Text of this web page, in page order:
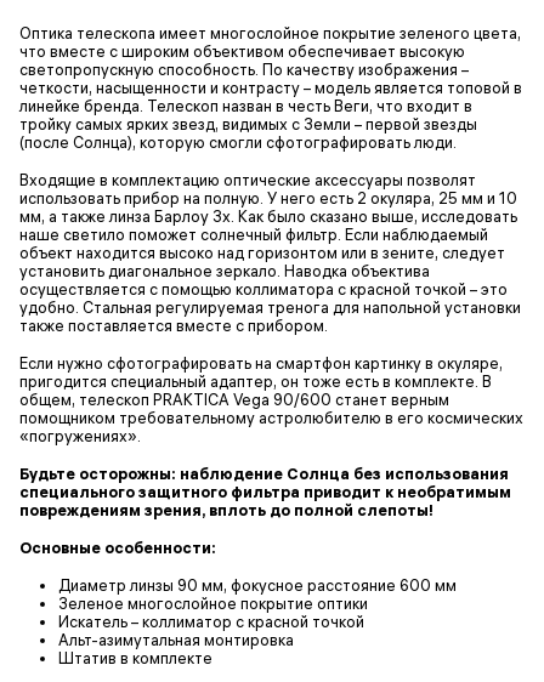
Оптика телескопа имеет многослойное покрытие зеленого цвета,
что вместе с широким объективом обеспечивает высокую
светопропускную способность. По качеству изображения –
четкости, насыщенности и контрасту – модель является топовой в
линейке бренда. Телескоп назван в честь Веги, что входит в
тройку самых ярких звезд, видимых с Земли – первой звезды
(после Солнца), которую смогли сфотографировать люди.
Входящие в комплектацию оптические аксессуары позволят
использовать прибор на полную. У него есть 2 окуляра, 25 мм и 10
мм, а также линза Барлоу 3x. Как было сказано выше, исследовать
наше светило поможет солнечный фильтр. Если наблюдаемый
объект находится высоко над горизонтом или в зените, следует
установить диагональное зеркало. Наводка объектива
осуществляется с помощью коллиматора с красной точкой – это
удобно. Стальная регулируемая тренога для напольной установки
также поставляется вместе с прибором.
Если нужно сфотографировать на смартфон картинку в окуляре,
пригодится специальный адаптер, он тоже есть в комплекте. В
общем, телескоп PRAKTICA Vega 90/600 станет верным
помощником требовательному астролюбителю в его космических
«погружениях».
Будьте осторожны: наблюдение Солнца без использования
специального защитного фильтра приводит к необратимым
повреждениям зрения, вплоть до полной слепоты!
Основные особенности:
Диаметр линзы 90 мм, фокусное расстояние 600 мм
Зеленое многослойное покрытие оптики
Искатель – коллиматор с красной точкой
Альт-азимутальная монтировка
Штатив в комплекте